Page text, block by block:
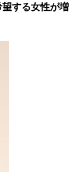
する女性が増